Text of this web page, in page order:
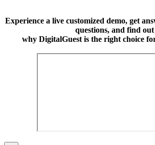
Experience a live customized demo, get
questions, and find out
why DigitalGuest is the right choice